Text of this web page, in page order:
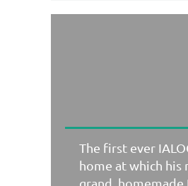
The first ever
home at which his
grand, homemade